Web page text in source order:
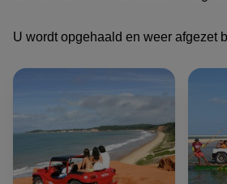
U wordt opgehaald en weer afgezet